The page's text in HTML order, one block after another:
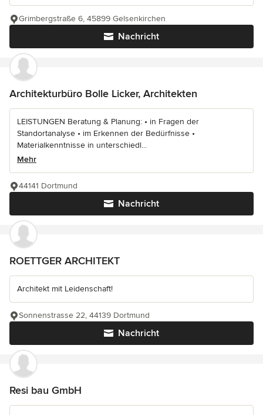
Nachricht
Grimbergstraße 6, 45899 Gelsenkirchen
Architekturbüro Bolle Licker, Architekten
LEISTUNGEN Beratung & Planung: • in Fragen der
Standortanalyse • im Erkennen der Bedürfnisse •
Materialkenntnisse in unterschiedl...
Mehr
Nachricht
44141 Dortmund
ROETTGER ARCHITEKT
Architekt mit Leidenschaft!
Nachricht
Sonnenstrasse 22, 44139 Dortmund
Resi bau GmbH